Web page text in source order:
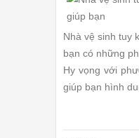
Nhà vệ sinh tuy
bạn có những
Hy vọng với
giúp bạn hình